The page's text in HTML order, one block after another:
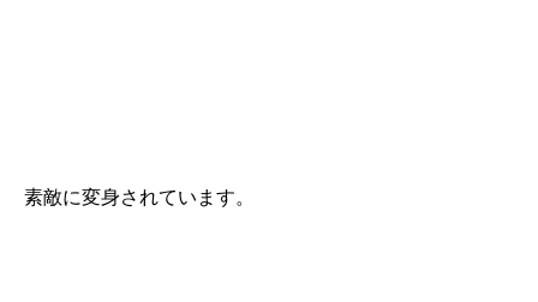
素敵に変身されています。